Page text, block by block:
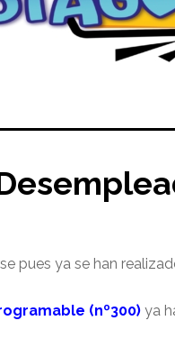
pues ya se han
(nº300) ya